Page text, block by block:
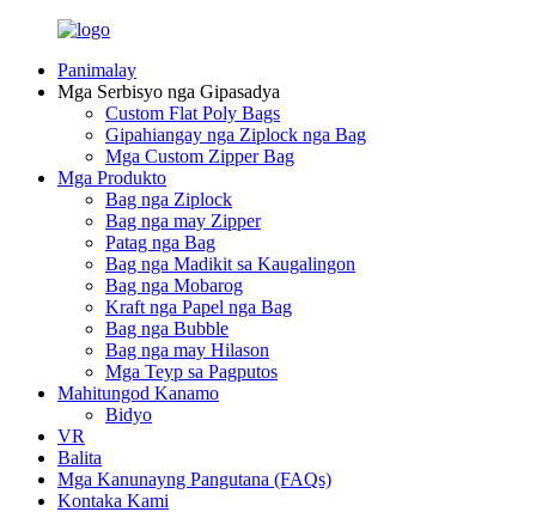
Panimalay
Mga Serbisyo nga Gipasadya
Custom Flat Poly Bags
Gipahiangay nga Ziplock nga Bag
Mga Custom Zipper Bag
Mga Produkto
Bag nga Ziplock
Bag nga may Zipper
Patag nga Bag
Bag nga Madikit sa Kaugalingon
Bag nga Mobarog
Kraft nga Papel nga Bag
Bag nga Bubble
Bag nga may Hilason
Mga Teyp sa Pagputos
Mahitungod Kanamo
Bidyo
VR
Balita
Mga Kanunayng Pangutana (FAQs)
Kontaka Kami